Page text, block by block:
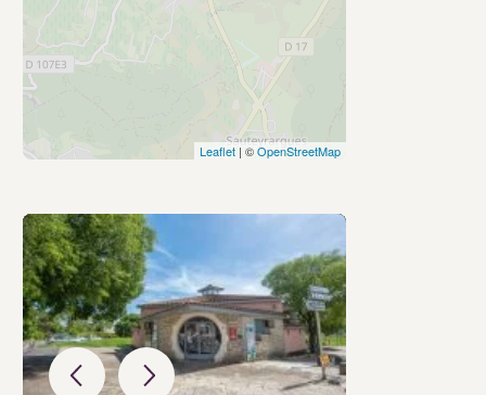
Leaflet | ©OpenStreetMap